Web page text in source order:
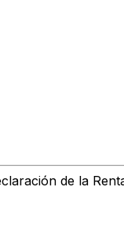
de la